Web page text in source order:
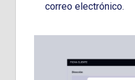
correo electrónico.